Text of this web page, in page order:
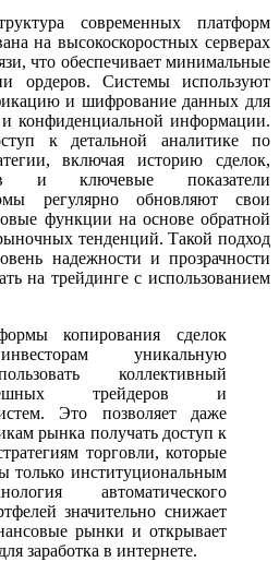
современных платформ
на высокоскоростных серверах
что обеспечивает минимальные
ордеров. Системы используют
и шифрование данных для
конфиденциальной информации.
к детальной аналитике по
включая историю сделок,
и ключевые показатели
регулярно обновляют свои
функции на основе обратной
тенденций. Такой подход
надежности и прозрачности
на трейдинге с использованием
копирования сделок
уникальную
коллективный
трейдеров и
Это позволяет даже
рынка получать доступ к
торговли, которые
только институциональным
автоматического
значительно снижает
рынки и открывает
заработка в интернете.